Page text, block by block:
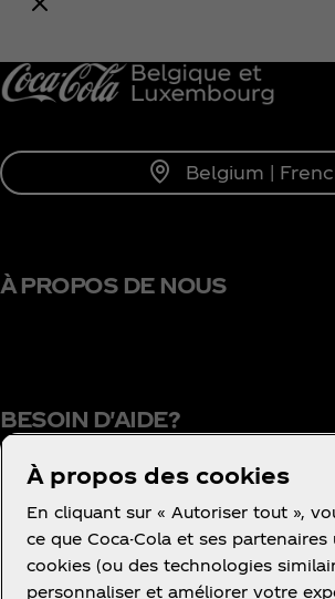
Belgium |
À PROPOS DE NOUS
BESOIN D'AIDE?
Conditions d’utilisation
Concurrence
À propos des cookies
En cliquant sur « Autoriser tout »,
ce que Coca-Cola et ses
cookies (ou des technologies
personnaliser et améliorer votre